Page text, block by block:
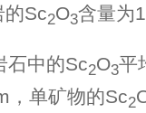
的Sc2O3含量为
中的Sc2O3平
，单矿物的Sc2